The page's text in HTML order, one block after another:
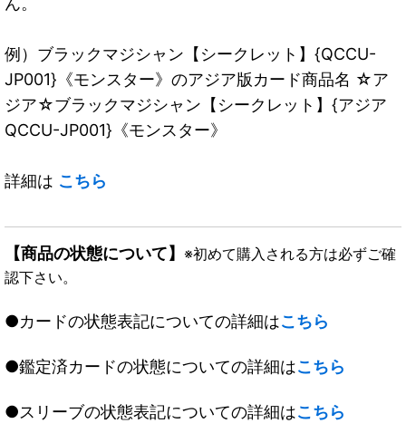
例）ブラックマジシャン【シークレット】{QCCU-
JP001}《モンスター》のアジア版カード商品名 ☆ア
ジア☆ブラックマジシャン【シークレット】{アジア
QCCU-JP001}《モンスター》
詳細は こちら
【商品の状態について】 ※初めて購入される方は必ずご確
認下さい。
●カードの状態表記についての詳細はこちら
●鑑定済カードの状態についての詳細はこちら
●スリーブの状態表記についての詳細はこちら